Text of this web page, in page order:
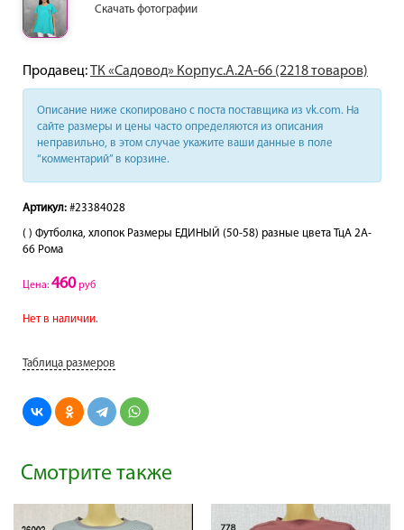
Скачать фотографии
Продавец:ТК «Садовод» Корпус.А.2А-66 (2218 товаров)
Описание ниже скопировано с поста поставщика из vk.com. На
сайте размеры и цены часто определяются из описания
неправильно, в этом случае укажите ваши данные в поле
“комментарий” в корзине.
Артикул: #23384028
( ) Футболка, хлопок Размеры ЕДИНЫЙ (50-58) разные цвета ТцА 2A-
66 Рома
Цена: 460руб
Нет в наличии.
Таблица размеров
Смотрите также